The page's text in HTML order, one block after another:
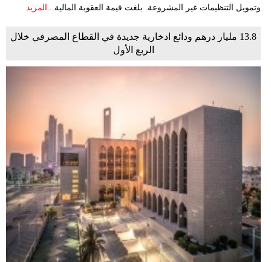
وتمويل التنظيمات غير المشروعة. بلغت قيمة العقوبة المالية... المزيد
13.8 مليار درهم ودائع ادخارية جديدة في القطاع المصرفي خلال
الربع الأول